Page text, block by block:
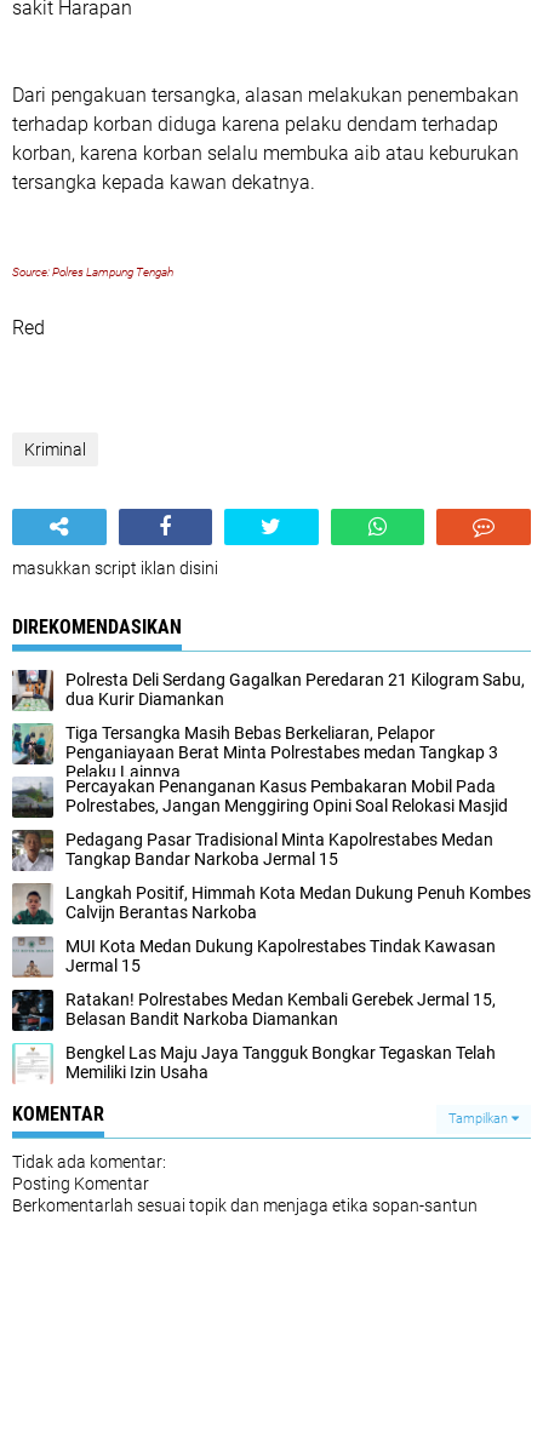
sakit Harapan
Dari pengakuan tersangka, alasan melakukan penembakan
terhadap korban diduga karena pelaku dendam terhadap
korban, karena korban selalu membuka aib atau keburukan
tersangka kepada kawan dekatnya.
Source: Polres Lampung Tengah
Red
Kriminal
masukkan script iklan disini
DIREKOMENDASIKAN
Polresta Deli Serdang Gagalkan Peredaran 21 Kilogram Sabu,
dua Kurir Diamankan
Tiga Tersangka Masih Bebas Berkeliaran, Pelapor
Penganiayaan Berat Minta Polrestabes medan Tangkap 3
Pelaku Lainnya
Percayakan Penanganan Kasus Pembakaran Mobil Pada
Polrestabes, Jangan Menggiring Opini Soal Relokasi Masjid
Pedagang Pasar Tradisional Minta Kapolrestabes Medan
Tangkap Bandar Narkoba Jermal 15
Langkah Positif, Himmah Kota Medan Dukung Penuh Kombes
Calvijn Berantas Narkoba
MUI Kota Medan Dukung Kapolrestabes Tindak Kawasan
Jermal 15
Ratakan! Polrestabes Medan Kembali Gerebek Jermal 15,
Belasan Bandit Narkoba Diamankan
Bengkel Las Maju Jaya Tangguk Bongkar Tegaskan Telah
Memiliki Izin Usaha
KOMENTAR Tampilkan
Tidak ada komentar:
Posting Komentar
Berkomentarlah sesuai topik dan menjaga etika sopan-santun